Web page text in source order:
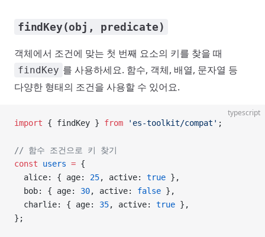
findKey(obj, predicate)
객체에서 조건에 맞는 첫 번째 요소의 키를 찾을 때
findKey 를 사용하세요. 함수, 객체, 배열, 문자열 등
다양한 형태의 조건을 사용할 수 있어요.
typescript
import { findKey } from 'es-toolkit/compat' ;
// 함수 조건으로 키 찾기
const users = {
  alice: { age:
25, active: true },
  bob: { age:
30, active: false },
  charlie: { age:
35, active: true },
};